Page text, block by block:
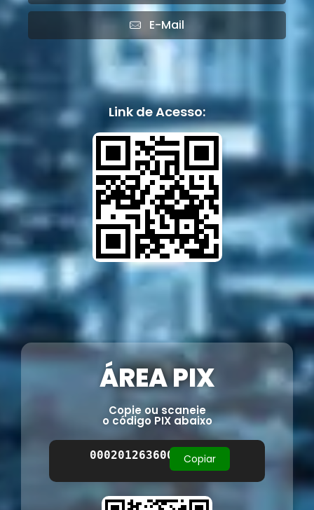
E-Mail
Link de Acesso:
ÁREA PIX
Copie ou scaneie
o código PIX abaixo
Copiar